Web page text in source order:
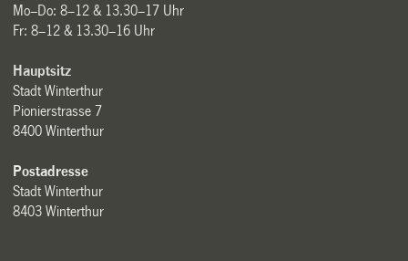
Mo–Do: 8–12 & 13.30–17 Uhr
Fr: 8–12 & 13.30–16 Uhr
Hauptsitz
Stadt Winterthur
Pionierstrasse 7
8400 Winterthur
Postadresse
Stadt Winterthur
8403 Winterthur